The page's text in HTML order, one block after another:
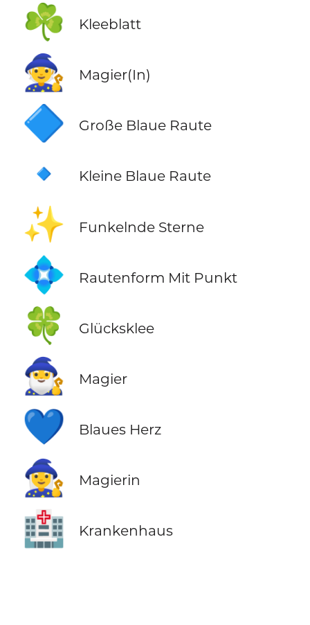
☘️ Kleeblatt
🧙 Magier(In)
🔷 Große Blaue Raute
🔹 Kleine Blaue Raute
✨ Funkelnde Sterne
💠 Rautenform Mit Punkt
🍀 Glücksklee
🧙‍♂️ Magier
💙 Blaues Herz
🧙‍♀️ Magierin
🏥 Krankenhaus